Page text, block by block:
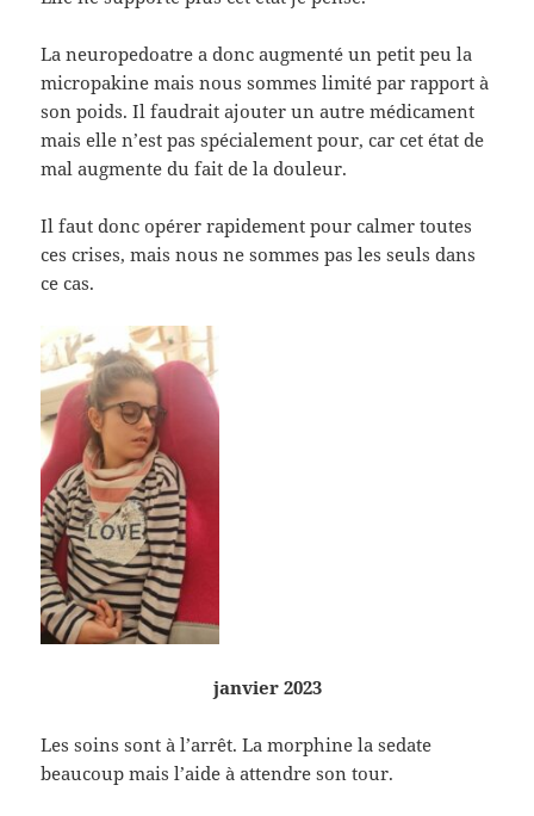
La neuropedoatre a donc augmenté un petit peu la
micropakine mais nous sommes limité par rapport à
son poids. Il faudrait ajouter un autre médicament
mais elle n’est pas spécialement pour, car cet état de
mal augmente du fait de la douleur.
Il faut donc opérer rapidement pour calmer toutes
ces crises, mais nous ne sommes pas les seuls dans
ce cas.
janvier 2023
Les soins sont à l’arrêt. La morphine la sedate
beaucoup mais l’aide à attendre son tour.